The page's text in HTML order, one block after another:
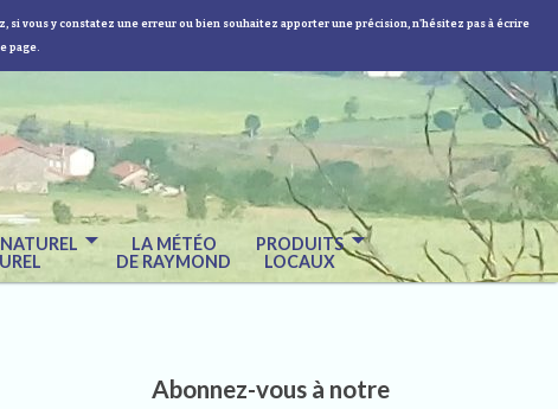
vous y constatez une erreur ou bien souhaitez apporter une précision, n'hésitez pas à écrire
page.
LA MÉTÉO
DE RAYMOND
PRODUITS
LOCAUX
Abonnez-vous à notre